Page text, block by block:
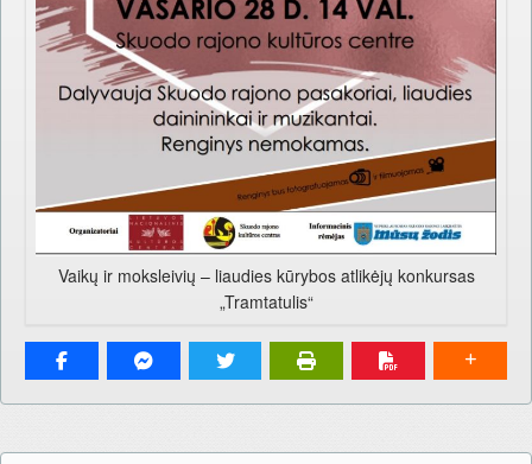
Vaikų ir moksleivių – liaudies kūrybos atlikėjų konkursas
„Tramtatulis“